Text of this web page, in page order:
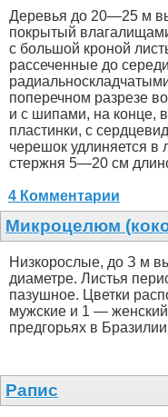
Деревья до 20—25 м
покрытый
с большой кроной
рассеченные до
поперечном разрезе
и с шипами, на конце,
пластинки, с
черешок удлиняется в
стержня 5—20 см
4 Комментарии
Микроцелюм
Низкорослые, до З м
диаметре. Листья
пазушное. Цветки
мужские и 1 —
предгорьях в
Рапис